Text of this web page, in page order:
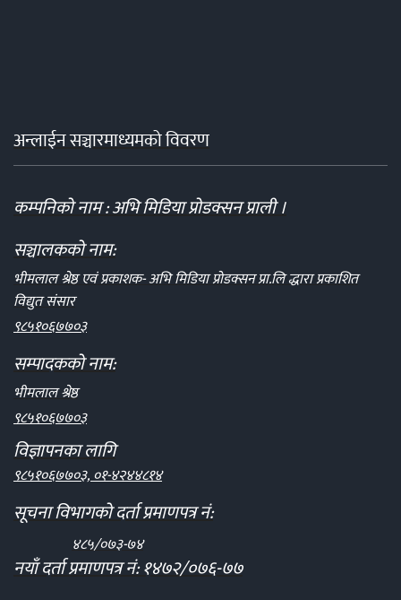
अन्लाईन सञ्चारमाध्यमको विवरण
कम्पनिको नाम : अभि मिडिया प्रोडक्सन प्राली ।
सञ्चालकको नाम:
भीमलाल श्रेष्ठ एवं प्रकाशक- अभि मिडिया प्रोडक्सन प्रा.लि द्धारा प्रकाशित
विद्युत संसार
९८५१०६७७०३
सम्पादकको नाम:
भीमलाल श्रेष्ठ
९८५१०६७७०३
विज्ञापनका लागि
९८५१०६७७०३, ०१-४२४४८१४
सूचना विभागको दर्ता प्रमाणपत्र नं:
४८५/०७३-७४
नयाँ दर्ता प्रमाणपत्र नं: १४७२/०७६-७७